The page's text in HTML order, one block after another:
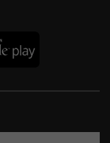
Wie kann ich dir helfen?
Monat, inkl. Content,